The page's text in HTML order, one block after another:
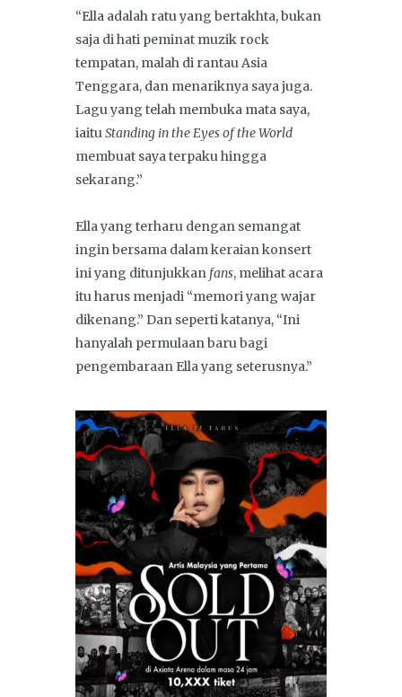
“Ella adalah ratu yang bertakhta, bukan
saja di hati peminat muzik rock
tempatan, malah di rantau Asia
Tenggara, dan menariknya saya juga.
Lagu yang telah membuka mata saya,
iaituStanding in theEyes of the World
membuat saya terpaku hingga
sekarang.”
Ella yang terharu dengan semangat
ingin bersama dalam keraian konsert
ini yang ditunjukkan fans, melihat acara
itu harus menjadi “memori yang wajar
dikenang.” Dan seperti katanya, “Ini
hanyalah permulaan baru bagi
pengembaraan Ella yang seterusnya.”